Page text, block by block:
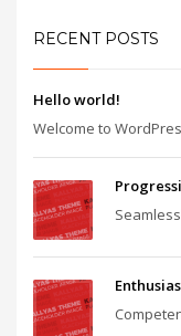
RECENT POSTS
Hello world!
Welcome to